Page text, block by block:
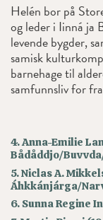
Helén bor på
og leder i Iinná ja
levende bygder,
samisk
barnehage til
samfunnsliv for
4. Anna-Emilie
Bådåddjo/
5. Niclas A.
Áhkkánjárga/
6. Sunna Regine